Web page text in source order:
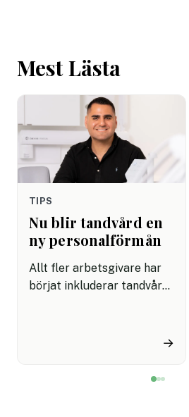
Mest Lästa
TIPS
Nu blir tandvård en
ny personalförmån
Allt fler arbetsgivare har
börjat inkluderar tandvård i
miljon svenskar uppger att
→